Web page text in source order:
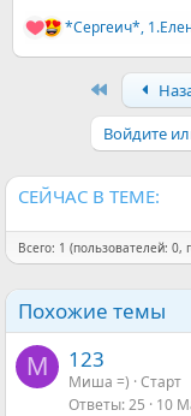
Р
е
*Сергеич*,
Войдите
СЕЙЧАС В ТЕМЕ:
Всего: 1 (пользователей: 0,
Похожие темы
М 123
Миша =) Старт
Ответы 25 10